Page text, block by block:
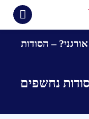
– הסודות
נחשפים